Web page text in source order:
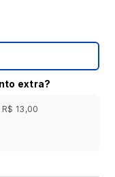
extra?
R$ 13,00